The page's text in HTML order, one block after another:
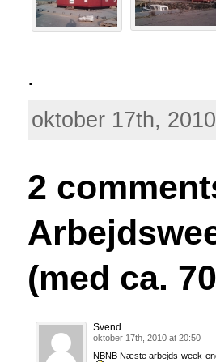
.
oktober 17th,
2
(med ca.
Svend
oktober 17th, 2010 at 20:50
NBNB Næste arbejds-week-